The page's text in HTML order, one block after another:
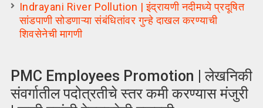
Indrayani River Pollution | इंद्रायणी नदीमध्ये प्रदूषित
सांडपाणी सोडणाऱ्या संबंधितांवर गुन्हे दाखल करण्याची
शिवसेनेची मागणी
PMC Employees Promotion | लेखनिकी
संवर्गातील पदोत्रतीचे स्तर कमी करण्यास मंजुरी